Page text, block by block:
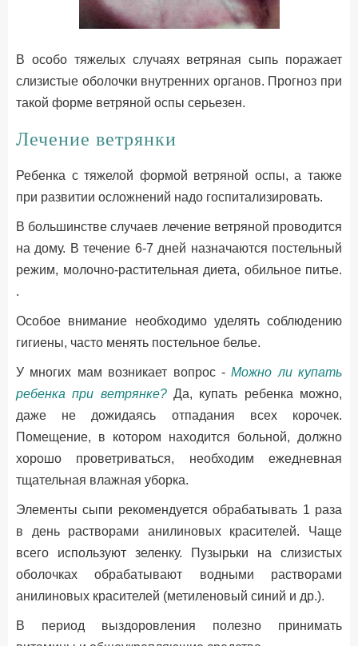
В особо тяжелых случаях ветряная сыпь поражает
слизистые оболочки внутренних органов. Прогноз при
такой форме ветряной оспы серьезен.
Лечение ветрянки
Ребенка с тяжелой формой ветряной оспы, а также
при развитии осложнений надо госпитализировать.
В большинстве случаев лечение ветряной проводится
на дому. В течение 6-7 дней назначаются постельный
режим, молочно-растительная диета, обильное питье.
.
Особое внимание необходимо уделять соблюдению
гигиены, часто менять постельное белье.
У многих мам возникает вопрос -Можно ли купать
ребенка при ветрянке?Да, купать ребенка можно,
даже не дожидаясь отпадания всех корочек.
Помещение, в котором находится больной, должно
хорошо проветриваться, необходим ежедневная
тщательная влажная уборка.
Элементы сыпи рекомендуется обрабатывать 1 раза
в день растворами анилиновых красителей. Чаще
всего используют зеленку. Пузырьки на слизистых
оболочках обрабатывают водными растворами
анилиновых красителей (метиленовый синий и др.).
В период выздоровления полезно принимать